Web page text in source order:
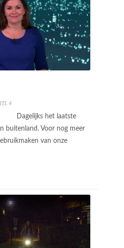
4
Dagelijks het laatste
buitenland. Voor nog meer
van onze